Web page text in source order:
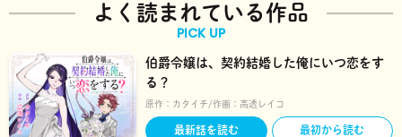
よく読まれている作品
PICK UP
伯爵令嬢は、契約結婚した俺にいつ恋をす
る？
原作： カタイチ 作画： 高透レイコ
最新話を読む 最初から読む